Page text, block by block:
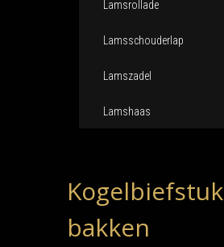
Lamsrollade
Lamsschouderlap
Lamszadel
Lamshaas
Kogelbiefstuk
bakken